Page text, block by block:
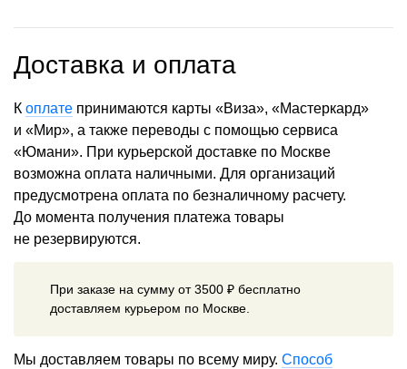
Доставка и оплата
К оплате принимаются карты «Виза», «Мастеркард»
и «Мир», а также переводы с помощью сервиса
«Юмани». При курьерской доставке по Москве
возможна оплата наличными. Для организаций
предусмотрена оплата по безналичному расчету.
До момента получения платежа товары
не резервируются.
При заказе на сумму от 3500 ₽ бесплатно
доставляем курьером по Москве.
Мы доставляем товары по всему миру. Способ